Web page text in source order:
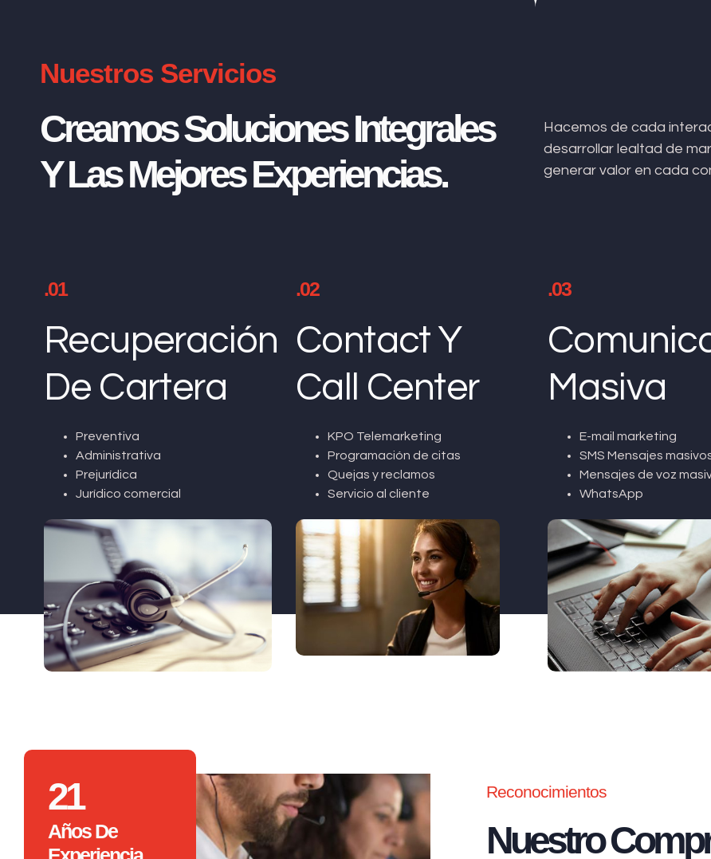
Nuestros Servicios
Creamos Soluciones Integrales
Y Las Mejores Experiencias.
Hacemos de cada
desarrollar lealtad de
generar valor en cada
.01
Recuperación
De Cartera
Preventiva
Administrativa
Prejurídica
Jurídico comercial
.02
Contact Y
Call Center
KPO Telemarketing
Programación de citas
Quejas y reclamos
Servicio al cliente
.03
Masiva
E-mail marketing
SMS Mensajes
Mensajes de voz
WhatsApp
21
Años De
Reconocimientos
Nuestro